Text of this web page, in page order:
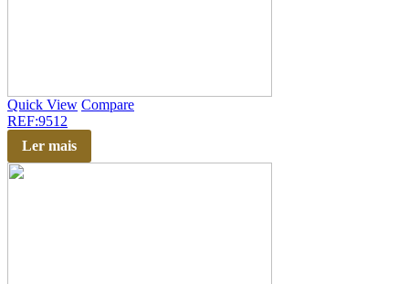
Quick View Compare
REF:9512
Ler mais